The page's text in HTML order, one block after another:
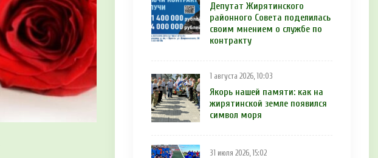
Депутат Жирятинского
районного Совета поделилась
своим мнением о службе по
контракту
1 августа 2026, 10:03
Якорь нашей памяти: как на
жирятинской земле появился
символ моря
31 июля 2026, 15:02